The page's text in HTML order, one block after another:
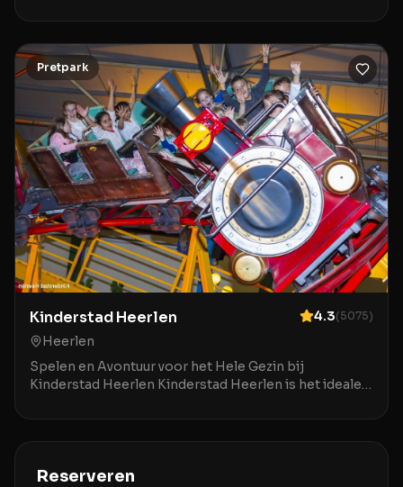
kinderen tot o
Pretpark
Kinderstad Heerlen 4.3(5075)
Heerlen
Spelen en Avontuur voor het Hele Gezin bij
Kinderstad Heerlen Kinderstad Heerlen is het ideale
uren
Reserveren